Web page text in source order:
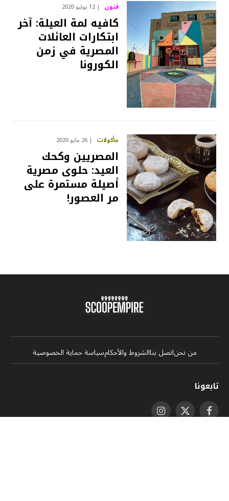
فنون 12 يوليو 2020
كافيه لمة العيلة: آخر
ابتكارات العائلات
المصرية في زمن
الكورونا
مأكولات 26 مايو 2020
المصريين وكحك
العيد: حلوى مصرية
أصيلة مستمرة على
مر العصور!
من نحناتصل بناالشروط والأحكامسياسة حماية الخصوصية
تابعونا
فيسبوكX
الانستغرام